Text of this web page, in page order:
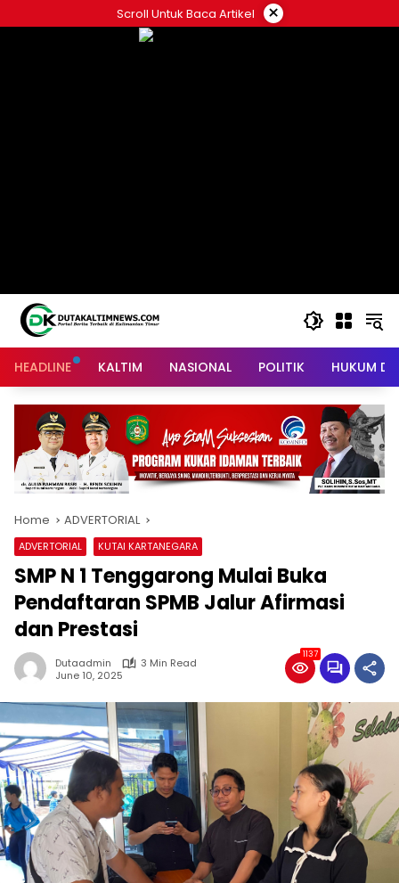
to
Scroll Untuk Baca Artikel ×
HEADLINE KALTIM NASIONAL POLITIK HUKUM
Home ADVERTORIAL
ADVERTORIAL KUTAI KARTANEGARA
SMP N 1 Tenggarong Mulai Buka
Pendaftaran SPMB Jalur Afirmasi
dan Prestasi
Dutaadmin
3 Min Read
June 10, 2025
1137